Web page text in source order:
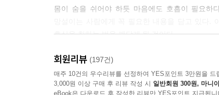
몸이 숨을 쉬어야 하듯 마음에도 호흡이 필요
휴식을 취하는 법을 깨닫게 될 것이다.
“읽을 때마다 새롭게 위로받는다”
“영혼 없는 친구, 가족, 동료보다 도움되는 책”
회원리뷰 (197건)
매주 10건의 우수리뷰를 선정하여 YES포인트 3만원을 드
3,000원 이상 구매 후 리뷰 작성 시 일반회원 300원, 마니
eBook은 다운로드 후 작성한 리뷰만 YES포인트 지급됩니